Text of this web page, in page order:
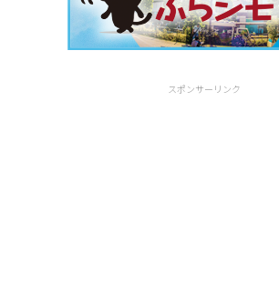
スポンサーリンク